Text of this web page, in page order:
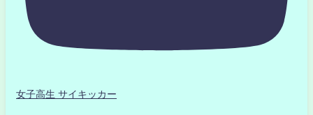
女子高生 サイキッカー